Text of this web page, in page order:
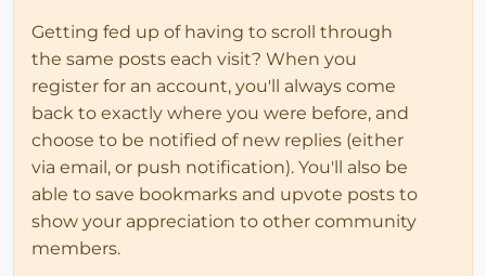
Getting fed up of having to scroll through
the same posts each visit? When you
register for an account, you'll always come
back to exactly where you were before, and
choose to be notified of new replies (either
via email, or push notification). You'll also be
able to save bookmarks and upvote posts to
show your appreciation to other community
members.